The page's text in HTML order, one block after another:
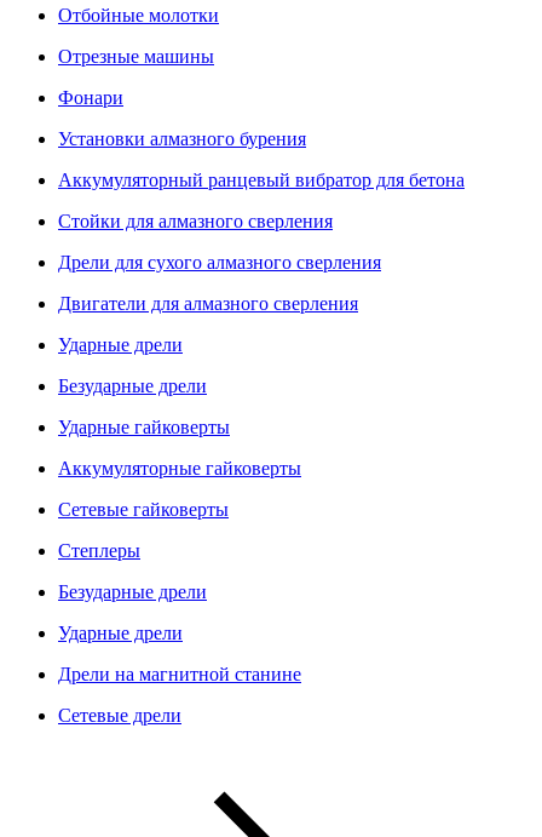
Отбойные молотки
Отрезные машины
Фонари
Установки алмазного бурения
Аккумуляторный ранцевый вибратор для бетона
Стойки для алмазного сверления
Дрели для сухого алмазного сверления
Двигатели для алмазного сверления
Ударные дрели
Безударные дрели
Ударные гайковерты
Аккумуляторные гайковерты
Сетевые гайковерты
Степлеры
Безударные дрели
Ударные дрели
Дрели на магнитной станине
Сетевые дрели